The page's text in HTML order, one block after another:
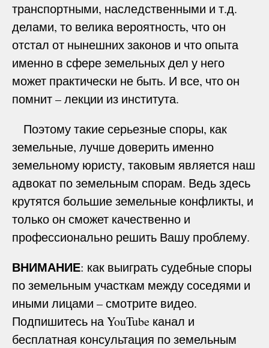
транспортными, наследственными и т.д.
делами, то велика вероятность, что он
отстал от нынешних законов и что опыта
именно в сфере земельных дел у него
может практически не быть. И все, что он
помнит – лекции из института.
Поэтому такие серьезные споры, как
земельные, лучше доверить именно
земельному юристу, таковым является наш
адвокат по земельным спорам. Ведь здесь
крутятся большие земельные конфликты, и
только он сможет качественно и
профессионально решить Вашу проблему.
ВНИМАНИЕ: как выиграть судебные споры
по земельным участкам между соседями и
иными лицами – смотрите видео.
Подпишитесь на YouTube канал и
бесплатная консультация по земельным